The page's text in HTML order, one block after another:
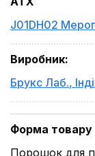
J01DH02
Виробник:
Брукс Лаб.,
Форма товару
Порошок для